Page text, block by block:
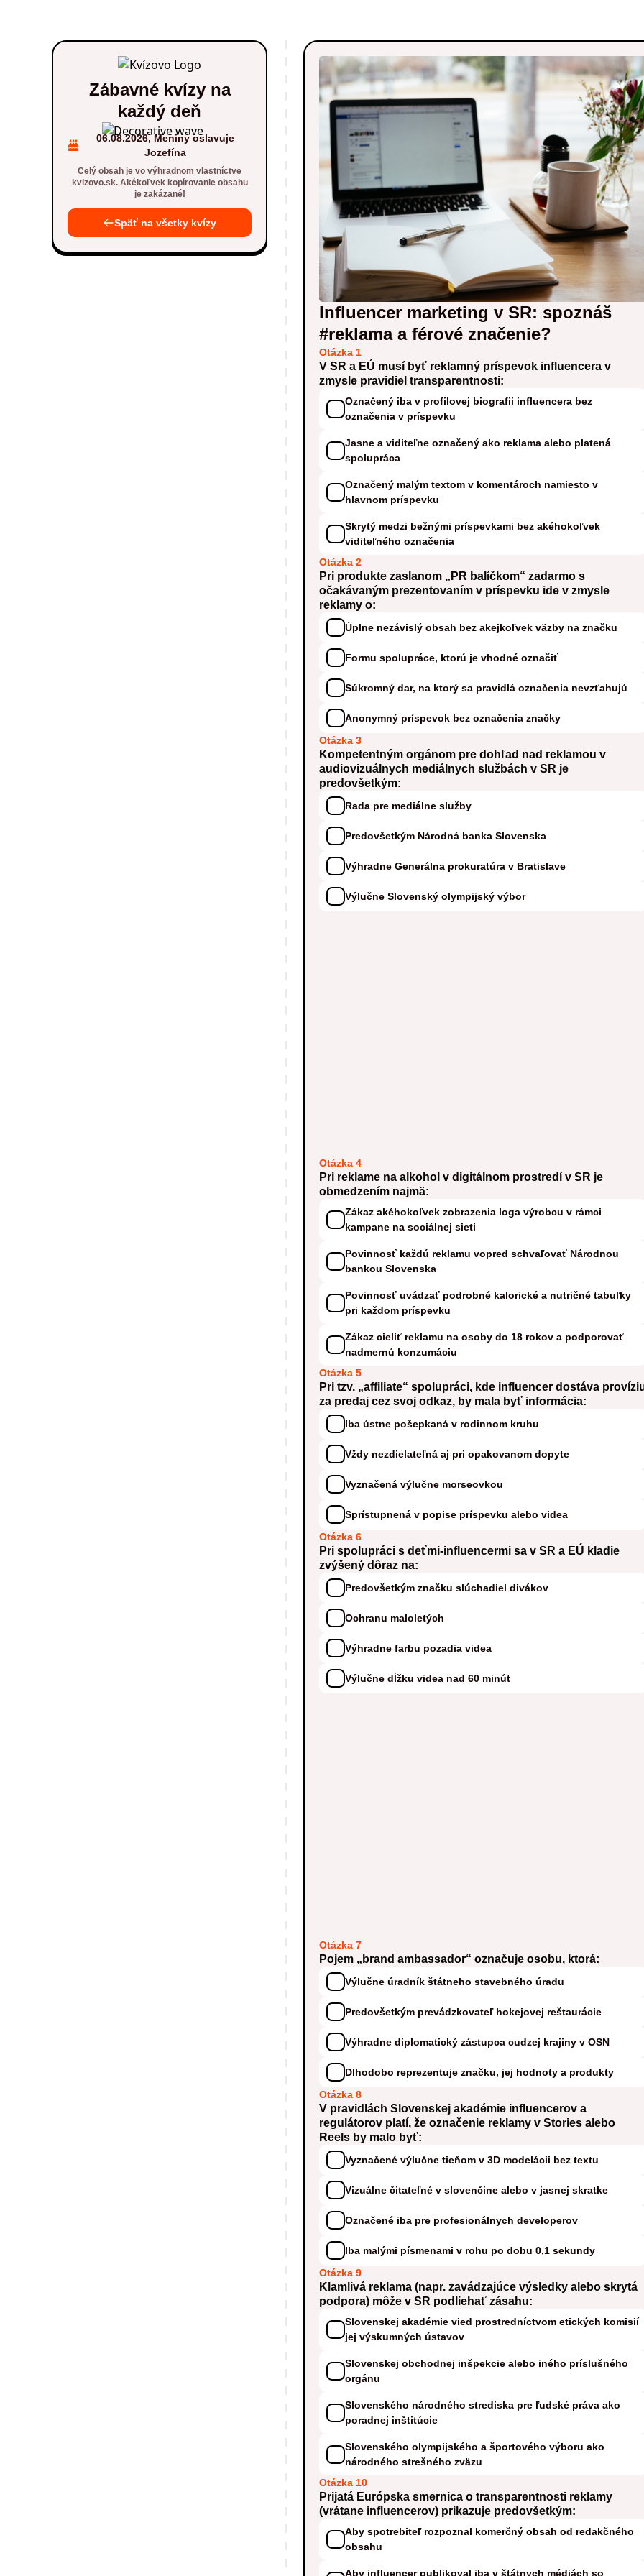
Zábavné kvízy na
každý deň
06.08.2026, Meniny oslavuje
Jozefína
Celý obsah je vo výhradnom vlastníctve
kvizovo.sk. Akékoľvek kopírovanie obsahu
je zakázané!
Späť na všetky kvízy
Influencer marketing v SR: spoznáš
#reklama a férové značenie?
Otázka 1
V SR a EÚ musí byť reklamný príspevok influencera v
zmysle pravidiel transparentnosti:
Označený iba v profilovej biografii influencera bez
označenia v príspevku
Jasne a viditeľne označený ako reklama alebo platená
spolupráca
Označený malým textom v komentároch namiesto v
hlavnom príspevku
Skrytý medzi bežnými príspevkami bez akéhokoľvek
viditeľného označenia
Otázka 2
Pri produkte zaslanom „PR balíčkom“ zadarmo s
očakávaným prezentovaním v príspevku ide v zmysle
reklamy o:
Úplne nezávislý obsah bez akejkoľvek väzby na značku
Formu spolupráce, ktorú je vhodné označiť
Súkromný dar, na ktorý sa pravidlá označenia nevzťahujú
Anonymný príspevok bez označenia značky
Otázka 3
Kompetentným orgánom pre dohľad nad reklamou v
audiovizuálnych mediálnych službách v SR je
predovšetkým:
Rada pre mediálne služby
Predovšetkým Národná banka Slovenska
Výhradne Generálna prokuratúra v Bratislave
Výlučne Slovenský olympijský výbor
Otázka 4
Pri reklame na alkohol v digitálnom prostredí v SR je
obmedzením najmä:
Zákaz akéhokoľvek zobrazenia loga výrobcu v rámci
kampane na sociálnej sieti
Povinnosť každú reklamu vopred schvaľovať Národnou
bankou Slovenska
Povinnosť uvádzať podrobné kalorické a nutričné tabuľky
pri každom príspevku
Zákaz cieliť reklamu na osoby do 18 rokov a podporovať
nadmernú konzumáciu
Otázka 5
Pri tzv. „affiliate“ spolupráci, kde influencer dostáva
za predaj cez svoj odkaz, by mala byť informácia:
Iba ústne pošepkaná v rodinnom kruhu
Vždy nezdielateľná aj pri opakovanom dopyte
Vyznačená výlučne morseovkou
Sprístupnená v popise príspevku alebo videa
Otázka 6
Pri spolupráci s deťmi-influencermi sa v SR a EÚ kladie
zvýšený dôraz na:
Predovšetkým značku slúchadiel divákov
Ochranu maloletých
Výhradne farbu pozadia videa
Výlučne dĺžku videa nad 60 minút
Otázka 7
Pojem „brand ambassador“ označuje osobu, ktorá:
Výlučne úradník štátneho stavebného úradu
Predovšetkým prevádzkovateľ hokejovej reštaurácie
Výhradne diplomatický zástupca cudzej krajiny v OSN
Dlhodobo reprezentuje značku, jej hodnoty a produkty
Otázka 8
V pravidlách Slovenskej akadémie influencerov a
regulátorov platí, že označenie reklamy v Stories alebo
Reels by malo byť:
Vyznačené výlučne tieňom v 3D modelácii bez textu
Vizuálne čitateľné v slovenčine alebo v jasnej skratke
Označené iba pre profesionálnych developerov
Iba malými písmenami v rohu po dobu 0,1 sekundy
Otázka 9
Klamlivá reklama (napr. zavádzajúce výsledky alebo skrytá
podpora) môže v SR podliehať zásahu:
Slovenskej akadémie vied prostredníctvom etických komisií
jej výskumných ústavov
Slovenskej obchodnej inšpekcie alebo iného príslušného
orgánu
Slovenského národného strediska pre ľudské práva ako
poradnej inštitúcie
Slovenského olympijského a športového výboru ako
národného strešného zväzu
Otázka 10
Prijatá Európska smernica o transparentnosti reklamy
(vrátane influencerov) prikazuje predovšetkým:
Aby spotrebiteľ rozpoznal komerčný obsah od redakčného
obsahu
Aby influencer publikoval iba v štátnych médiách so